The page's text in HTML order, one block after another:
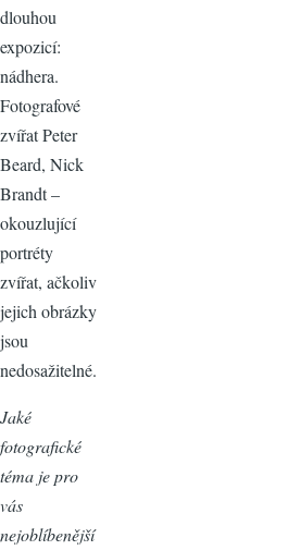
dlouhou
expozicí:
nádhera.
Fotografové
zvířat Peter
Beard, Nick
Brandt –
okouzlující
portréty
zvířat, ačkoliv
jejich obrázky
jsou
nedosažitelné.
Jaké
fotografické
téma je pro
vás
nejoblíbenější